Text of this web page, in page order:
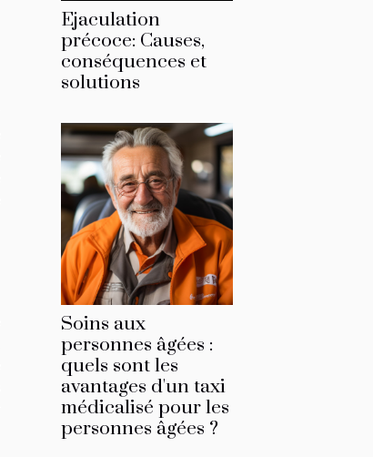
Ejaculation
précoce: Causes,
conséquences et
solutions
Soins aux
personnes âgées :
quels sont les
avantages d'un taxi
médicalisé pour les
personnes âgées ?